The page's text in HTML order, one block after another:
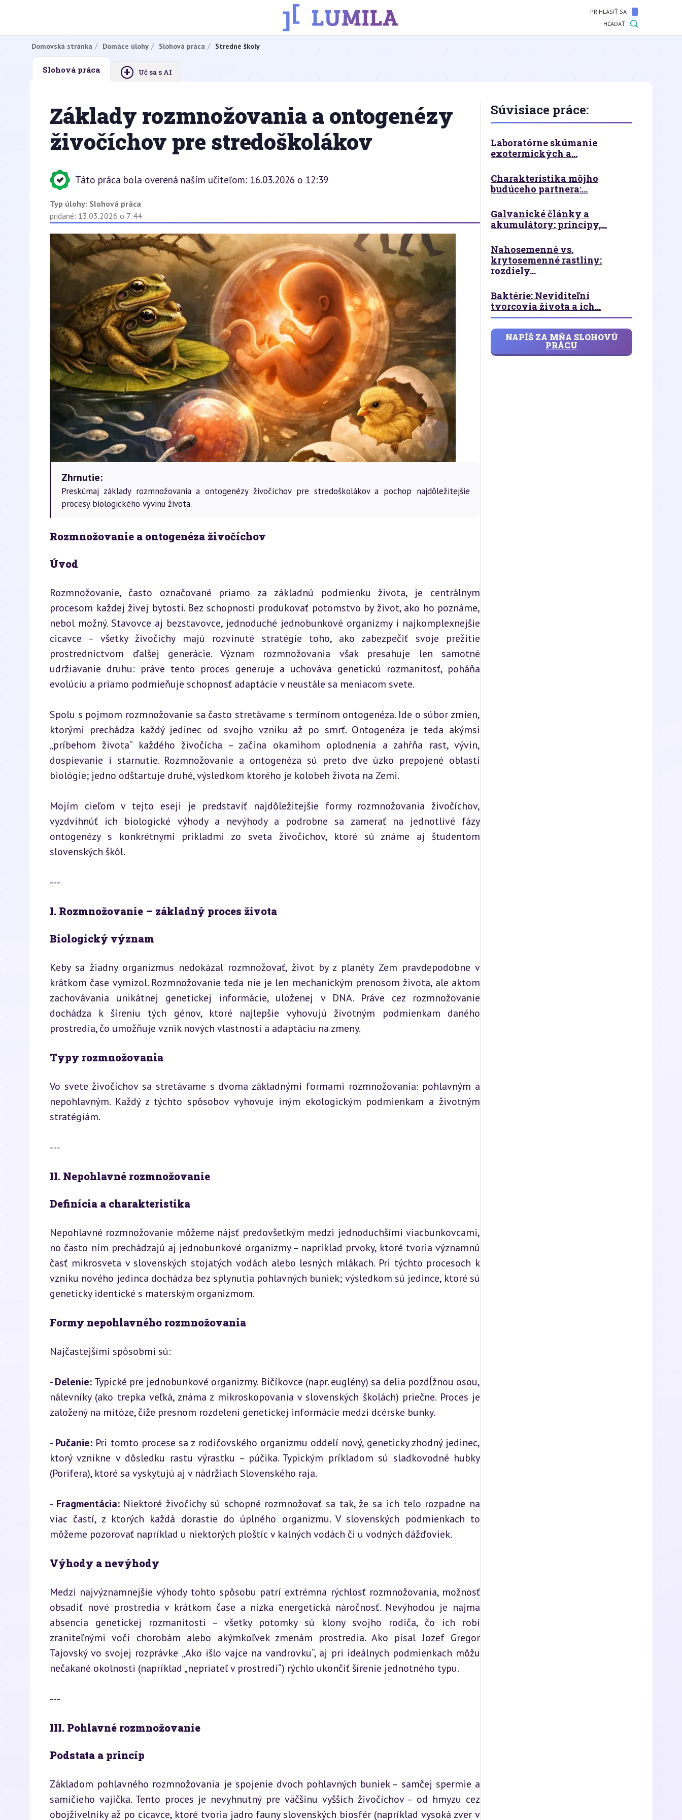
PRIHLÁSIŤ SA
HĽADAŤ
Domovská stránka Domáce úlohy Slohová práca Stredné školy
Slohová práca + Uč sa s AI
Základy rozmnožovania a ontogenézy
živočíchov pre stredoškolákov
Táto práca bola overená naším učiteľom: 16.03.2026 o 12:39
Typ úlohy: Slohová práca
pridané: 13.03.2026 o 7:44
Zhrnutie:
Preskúmaj základy rozmnožovania a ontogenézy živočíchov pre stredoškolákov a pochop najdôležitejšie
procesy biologického vývinu života.
Rozmnožovanie a ontogenéza živočíchov
Úvod
Rozmnožovanie, často označované priamo za základnú podmienku života, je centrálnym
procesom každej živej bytosti. Bez schopnosti produkovať potomstvo by život, ako ho poznáme,
nebol možný. Stavovce aj bezstavovce, jednoduché jednobunkové organizmy i najkomplexnejšie
cicavce – všetky živočíchy majú rozvinuté stratégie toho, ako zabezpečiť svoje prežitie
prostredníctvom ďalšej generácie. Význam rozmnožovania však presahuje len samotné
udržiavanie druhu: práve tento proces generuje a uchováva genetickú rozmanitosť, poháňa
evolúciu a priamo podmieňuje schopnosť adaptácie v neustále sa meniacom svete.
Spolu s pojmom rozmnožovanie sa často stretávame s termínom ontogenéza. Ide o súbor zmien,
ktorými prechádza každý jedinec od svojho vzniku až po smrť. Ontogenéza je teda akýmsi
„príbehom života“ každého živočícha – začína okamihom oplodnenia a zahŕňa rast, vývin,
dospievanie i starnutie. Rozmnožovanie a ontogenéza sú preto dve úzko prepojené oblasti
biológie; jedno odštartuje druhé, výsledkom ktorého je kolobeh života na Zemi.
Mojím cieľom v tejto eseji je predstaviť najdôležitejšie formy rozmnožovania živočíchov,
vyzdvihnúť ich biologické výhody a nevýhody a podrobne sa zamerať na jednotlivé fázy
ontogenézy s konkrétnymi príkladmi zo sveta živočíchov, ktoré sú známe aj študentom
slovenských škôl.
---
I. Rozmnožovanie – základný proces života
Biologický význam
Keby sa žiadny organizmus nedokázal rozmnožovať, život by z planéty Zem pravdepodobne v
krátkom čase vymizol. Rozmnožovanie teda nie je len mechanickým prenosom života, ale aktom
zachovávania unikátnej genetickej informácie, uloženej v DNA. Práve cez rozmnožovanie
dochádza k šíreniu tých génov, ktoré najlepšie vyhovujú životným podmienkam daného
prostredia, čo umožňuje vznik nových vlastností a adaptáciu na zmeny.
Typy rozmnožovania
Vo svete živočíchov sa stretávame s dvoma základnými formami rozmnožovania: pohlavným a
nepohlavným. Každý z týchto spôsobov vyhovuje iným ekologickým podmienkam a životným
stratégiám.
---
II. Nepohlavné rozmnožovanie
Definícia a charakteristika
Nepohlavné rozmnožovanie môžeme nájsť predovšetkým medzi jednoduchšími viacbunkovcami,
no často ním prechádzajú aj jednobunkové organizmy – napríklad prvoky, ktoré tvoria významnú
časť mikrosveta v slovenských stojatých vodách alebo lesných mlákach. Pri týchto procesoch k
vzniku nového jedinca dochádza bez splynutia pohlavných buniek; výsledkom sú jedince, ktoré sú
geneticky identické s materským organizmom.
Formy nepohlavného rozmnožovania
Najčastejšími spôsobmi sú:
- Delenie: Typické pre jednobunkové organizmy. Bičíkovce (napr. euglény) sa delia pozdĺžnou osou,
nálevníky (ako trepka veľká, známa z mikroskopovania v slovenských školách) priečne. Proces je
založený na mitóze, čiže presnom rozdelení genetickej informácie medzi dcérske bunky.
- Pučanie: Pri tomto procese sa z rodičovského organizmu oddelí nový, geneticky zhodný jedinec,
ktorý vznikne v dôsledku rastu výrastku – púčika. Typickým príkladom sú sladkovodné hubky
(Porifera), ktoré sa vyskytujú aj v nádržiach Slovenského raja.
- Fragmentácia: Niektoré živočíchy sú schopné rozmnožovať sa tak, že sa ich telo rozpadne na
viac častí, z ktorých každá dorastie do úplného organizmu. V slovenských podmienkach to
môžeme pozorovať napríklad u niektorých ploštíc v kalných vodách či u vodných dážďoviek.
Výhody a nevýhody
Medzi najvýznamnejšie výhody tohto spôsobu patrí extrémna rýchlosť rozmnožovania, možnosť
obsadiť nové prostredia v krátkom čase a nízka energetická náročnosť. Nevýhodou je najmä
absencia genetickej rozmanitosti – všetky potomky sú klony svojho rodiča, čo ich robí
zraniteľnými voči chorobám alebo akýmkoľvek zmenám prostredia. Ako písal Jozef Gregor
Tajovský vo svojej rozprávke „Ako išlo vajce na vandrovku“, aj pri ideálnych podmienkach môžu
nečakané okolnosti (napríklad „nepriateľ v prostredí“) rýchlo ukončiť šírenie jednotného typu.
---
III. Pohlavné rozmnožovanie
Podstata a princíp
Základom pohlavného rozmnožovania je spojenie dvoch pohlavných buniek – samčej spermie a
samičieho vajíčka. Tento proces je nevyhnutný pre väčšinu vyšších živočíchov – od hmyzu cez
obojživelníky až po cicavce, ktoré tvoria jadro fauny slovenských biosfér (napríklad vysoká zver v
Súvisiace práce:
Laboratórne skúmanie
exotermických a...
Charakteristika môjho
budúceho partnera:...
Galvanické články a
akumulátory: princípy,...
Nahosemenné vs.
krytosemenné rastliny:
rozdiely...
Baktérie: Neviditeľní
tvorcovia života a ich...
NAPÍŠ ZA MŇA SLOHOVÚ
PRÁCU